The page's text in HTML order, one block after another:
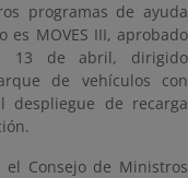
programas de ayuda
es MOVES III, aprobado
13 de abril, dirigido
de vehículos con
despliegue de recarga
Consejo de Ministros